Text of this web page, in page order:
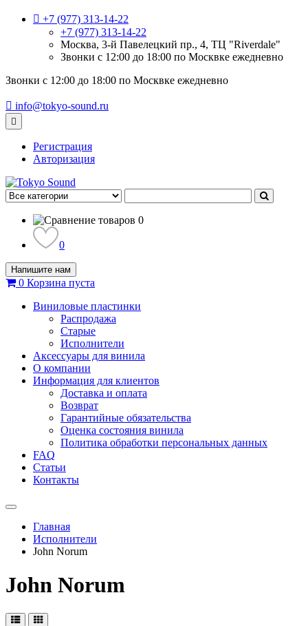
+7 (977) 313-14-22
+7 (977) 313-14-22
Москва, 3-й Павелецкий пр., 4, ТЦ "Riverdale"
Звонки с 12:00 до 18:00 по Москвке ежедневно
Звонки с 12:00 до 18:00 по Москвке ежедневно
info@tokyo-sound.ru
Регистрация
Авторизация
0
0
Напишите нам
0 Корзина пуста
Виниловые пластинки
Распродажа
Старые
Исполнители
Аксессуары для винила
О компании
Информация для клиентов
Доставка и оплата
Возврат
Гарантийные обязательства
Оценка состояния винила
Политика обработки персональных данных
FAQ
Статьи
Контакты
Меню
Главная
Исполнители
John Norum
John Norum